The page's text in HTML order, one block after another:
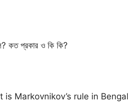
কত প্রকার ও কি কি?
is Markovnikov’s rule in